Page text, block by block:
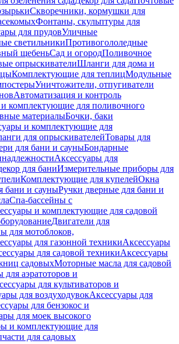
Скворечники, кормушки для
Фонтаны, скульптуры для
для прудовУличные
светильникиПротивогололедные
щебеньСад и огородПоливочное
опрыскивателиШланги для дома и
Комплектующие для теплицМодульные
Уничтожители, отпугиватели
Автоматизация и контроль
комплектующие для поливочного
материалыБочки, баки
и комплектующие для
для опрыскивателейТовары для
для бани и сауныБондарные
Аксессуары для
для баниИзмерительные приборы для
Комплектующие для купелейОкна
бани и сауныРучки дверные для бани и
Спа-бассейны с
и комплектующие для садовой
Двигатели для
для мотоблоков,
для газонной техникиАксессуары
для садовой техникиАксессуары
садовыхМоторные масла для садовой
для аэратоторов и
для культиваторов и
для воздуходувокАксессуары для
для бензокос и
для моек высокого
и комплектующие для
для садовых